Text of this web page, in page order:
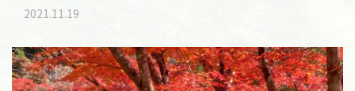
2021.11.19